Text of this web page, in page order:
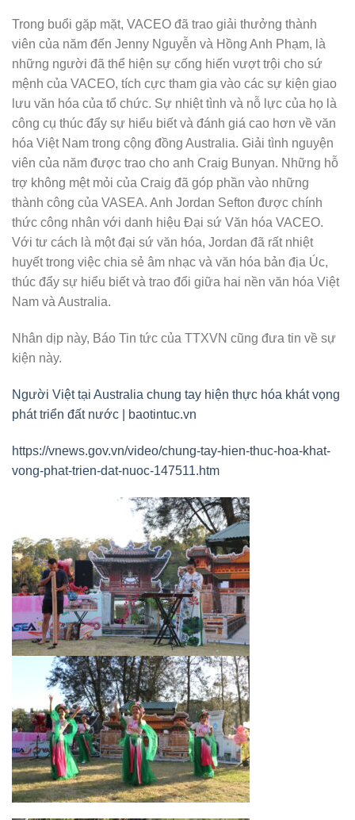
Trong buổi gặp mặt, VACEO đã trao giải thưởng thành
viên của năm đến Jenny Nguyễn và Hồng Anh Phạm, là
những người đã thể hiện sự cống hiến vượt trội cho sứ
mệnh của VACEO, tích cực tham gia vào các sự kiện giao
lưu văn hóa của tổ chức. Sự nhiệt tình và nỗ lực của họ là
công cụ thúc đẩy sự hiểu biết và đánh giá cao hơn về văn
hóa Việt Nam trong cộng đồng Australia. Giải tình nguyện
viên của năm được trao cho anh Craig Bunyan. Những hỗ
trợ không mệt mỏi của Craig đã góp phần vào những
thành công của VASEA. Anh Jordan Sefton được chính
thức công nhân với danh hiệu Đại sứ Văn hóa VACEO.
Với tư cách là một đại sứ văn hóa, Jordan đã rất nhiệt
huyết trong việc chia sẻ âm nhạc và văn hóa bản địa Úc,
thúc đẩy sự hiểu biết và trao đổi giữa hai nền văn hóa Việt
Nam và Australia.
Nhân dịp này, Báo Tin tức của TTXVN cũng đưa tin về sự
kiện này.
Người Việt tại Australia chung tay hiện thực hóa khát vọng
phát triển đất nước | baotintuc.vn
https://vnews.gov.vn/video/chung-tay-hien-thuc-hoa-khat-
vong-phat-trien-dat-nuoc-147511.htm